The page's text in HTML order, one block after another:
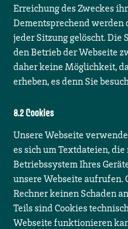
Erreichung des Zweckes
Dementsprechend werden
jeder Sitzung gelöscht.
den Betrieb der Webseite
daher keine Möglichkeit,
erheben, es denn Sie
Cookies
Unsere Webseite
es sich um Textdateien,
Betriebssystem Ihres
unsere Webseite aufrufen.
Rechner keinen Schaden
Teils sind Cookies
Webseite funktionieren